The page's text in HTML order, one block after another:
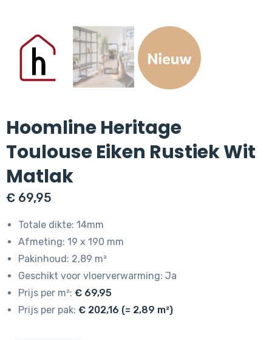
Hoomline Heritage
Toulouse Eiken Rustiek Wit
Matlak
€ 69,95
Totale dikte: 14mm
Afmeting: 19 x 190 mm
Pakinhoud: 2,89 m²
Geschikt voor vloerverwarming: Ja
Prijs per m²: € 69,95
Prijs per pak: € 202,16 (= 2,89 m²)